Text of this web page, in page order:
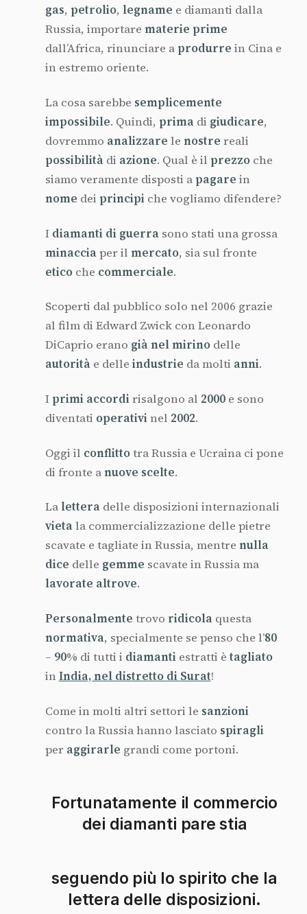
gas, petrolio, legname e diamanti dalla
Russia, importare materie prime
dall’Africa, rinunciare a produrre in Cina e
in estremo oriente.
La cosa sarebbe semplicemente
impossibile. Quindi, prima di giudicare,
dovremmo analizzare le nostre reali
possibilità di azione. Qual è il prezzo che
siamo veramente disposti a pagare in
nome dei principi che vogliamo difendere?
I diamanti di guerra sono stati una grossa
minacciaper il mercato, sia sul fronte
etico che commerciale.
Scoperti dal pubblico solo nel 2006 grazie
al film di Edward Zwick con Leonardo
DiCaprio erano già nel mirino delle
autorità e delle industrie da molti anni.
I primi accordirisalgono al 2000 e sono
diventati operativinel 2002.
Oggi il conflittotra Russia e Ucraina ci pone
di fronte anuove scelte.
Lalettera delle disposizioni internazionali
vietala commercializzazione delle pietre
scavate e tagliate in Russia, mentre nulla
dice delle gemme scavate in Russia ma
lavorate altrove.
Personalmente trovo ridicola questa
normativa, specialmente se penso che l’80
– 90% di tutti i diamanti estratti ètagliato
inIndia, nel distretto di Surat!
Come in molti altri settori le sanzioni
contro la Russia hanno lasciato spiragli
per aggirarle grandi come portoni.
Fortunatamente il commercio
dei diamanti pare stia
seguendo più lo spirito che la
lettera delle disposizioni.